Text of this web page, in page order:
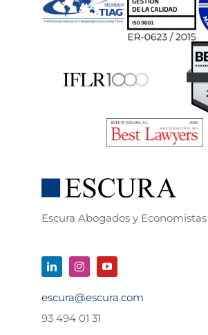
Escura Abogados y Economistas
escura@escura.com
93 494 01 31